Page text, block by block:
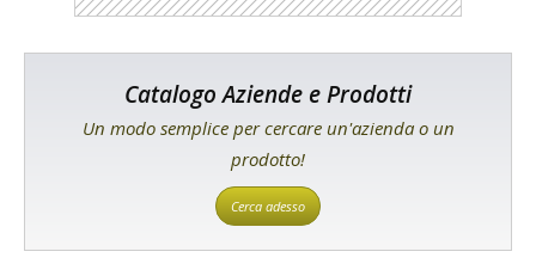
Catalogo Aziende e Prodotti
Un modo semplice per cercare un'azienda o un
prodotto!
Cerca adesso